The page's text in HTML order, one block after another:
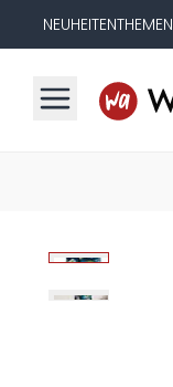
NEUHEITENTHEMEN